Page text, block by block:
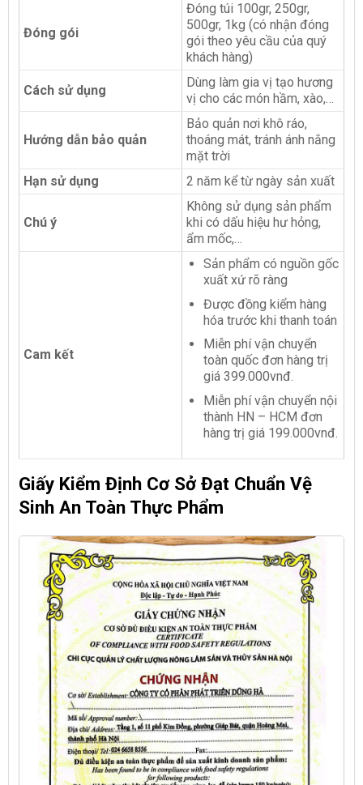
Đóng gói
Đóng túi 100gr, 250gr,
500gr, 1kg (có nhận đóng
gói theo yêu cầu của quý
khách hàng)
Cách sử dụng
Dùng làm gia vị tạo hương
vị cho các món hầm, xào,…
Hướng dẫn bảo quản
Bảo quản nơi khô ráo,
thoáng mát, tránh ánh nắng
mặt trời
Hạn sử dụng
2 năm kể từ ngày sản xuất
Chú ý
Không sử dụng sản phẩm
khi có dấu hiệu hư hỏng,
ẩm mốc,…
Cam kết
Sản phẩm có nguồn gốc
xuất xứ rõ ràng
Được đồng kiểm hàng
hóa trước khi thanh toán
Miễn phí vận chuyển
toàn quốc đơn hàng trị
giá 399.000vnđ.
Miễn phí vận chuyển nội
thành HN – HCM đơn
hàng trị giá 199.000vnđ.
Giấy Kiểm Định Cơ Sở Đạt Chuẩn Vệ
Sinh An Toàn Thực Phẩm